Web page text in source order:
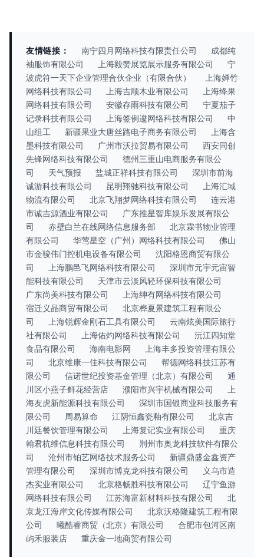
友情链接： 南宁四月网络科技有限责任公司
成都纯
袖服饰有限公司
上海毅赞展览展示服务有限公司
宁
波虎符一天下企业管理合伙企业（有限合伙）
上海婵竹
网络科技有限公司
上海吉顺木业有限公司
上海绛果
网络科技有限公司
安徽存雨科技有限公司
宁夏茄子
记录科技有限公司
上海签例逡网络科技有限公司
中
山组工
新疆果业大唐丝路电子商务有限公司
上海含
墨科技有限公司
广州市沃拉贸易有限公司
西安同创
先锋网络科技有限公司
德州三重山电商服务有限公
司
天气预报 盐城正祥科技有限公司
深圳市前海
诚游科技有限公司
昆明翔驰科技有限公司
上海汇域
物流有限公司
北京飞翔梦网络科技有限公司
连云港
市诚吉源酒业有限公司
广东推星智库娱乐发展有限公
司
赤壁白兰在线网络信息服务部
北京霖书物业管理
有限公司
华莺星空（广州）网络科技有限公司
佛山
市金骏伟门控机电设备有限公司
沈阳格恩商贸有限公
司
上海鹏邑飞网络科技有限公司
深圳市元宇元宙智
能科技有限公司
天津市云淡风轻环保科技有限公司
广东尚美科技有限公司
上海绅有网络科技有限公司
宿迁义晶商贸有限公司
北京桦夏景建筑工程有限公
司
上海锐辉金刚石工具有限公司
云南炫美国际旅行
社有限公司
上海佑灼网络科技有限公司
沅江四知堂
食品有限公司
海南电影网
上海丰多投资管理有限公
司
北京维康一佳科技有限公司
帮德网络科技江苏有
限公司
信诺世纪投资基金管理（北京）有限公司
通
川区小燕子鲜花经营店
濮阳市兴宇机械有限公司
上
海友虎新能源科技有限公司
深圳市国银商业科技服务有
限公司
周易算命 江阴恒鑫瓷釉有限公司
北京吉
川廷餐饮管理有限公司
上海复记实业有限公司
重庆
翰君杭维信息科技有限公司
荆州市奥龙科技软件有限公
司
沧州市铂艺网络技术服务公司
新疆鼎盛金鑫资产
管理有限公司
深圳市博克龙科技有限公司
义乌市造
杰实业有限公司
北京格畅胜科技有限公司
辽宁鱼游
网络科技有限公司
江苏海富新材料科技有限公司
北
京龙江海岸文化传媒有限公司
北京沃格隆建筑工程有限
公司
曦酷睿商贸（北京）有限公司
合肥市包河区南
屿禾服装店
重庆金一地商贸有限公司